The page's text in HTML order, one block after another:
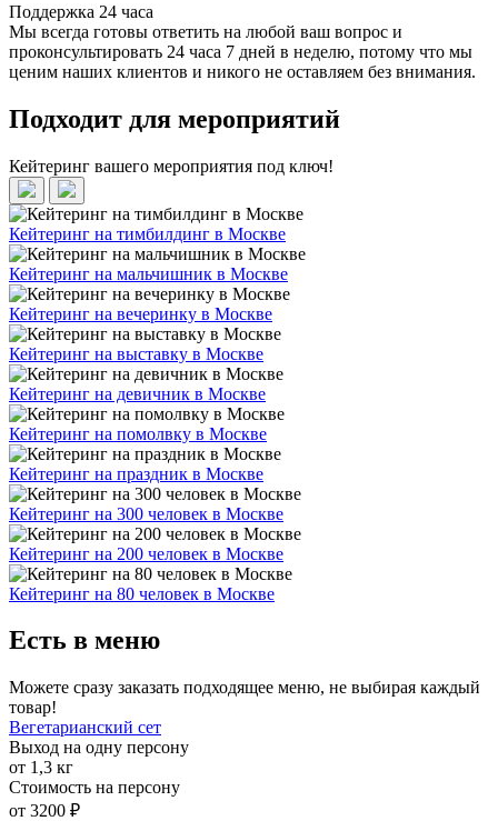
Поддержка 24 часа
Мы всегда готовы ответить на любой ваш вопрос и
проконсультировать 24 часа 7 дней в неделю, потому что мы
ценим наших клиентов и никого не оставляем без внимания.
Подходит для мероприятий
Кейтеринг вашего мероприятия под ключ!
Кейтеринг на тимбилдинг в Москве
Кейтеринг на мальчишник в Москве
Кейтеринг на вечеринку в Москве
Кейтеринг на выставку в Москве
Кейтеринг на девичник в Москве
Кейтеринг на помолвку в Москве
Кейтеринг на праздник в Москве
Кейтеринг на 300 человек в Москве
Кейтеринг на 200 человек в Москве
Кейтеринг на 80 человек в Москве
Есть в меню
Можете сразу заказать подходящее меню, не выбирая каждый
товар!
Вегетарианский сет
Выход на одну персону
от 1,3 кг
Стоимость на персону
от 3200 ₽